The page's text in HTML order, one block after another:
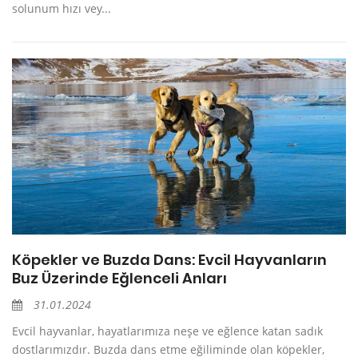
solunum hızı vey...
Köpekler ve Buzda Dans: Evcil Hayvanların
Buz Üzerinde Eğlenceli Anları
31.01.2024
Evcil hayvanlar, hayatlarımıza neşe ve eğlence katan sadık
dostlarımızdır. Buzda dans etme eğiliminde olan köpekler,